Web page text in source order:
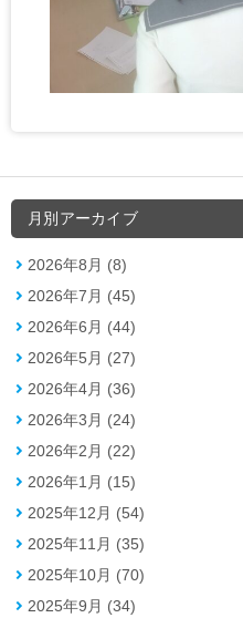
月別アーカイブ
2026年8月 (8)
2026年7月 (45)
2026年6月 (44)
2026年5月 (27)
2026年4月 (36)
2026年3月 (24)
2026年2月 (22)
2026年1月 (15)
2025年12月 (54)
2025年11月 (35)
2025年10月 (70)
2025年9月 (34)